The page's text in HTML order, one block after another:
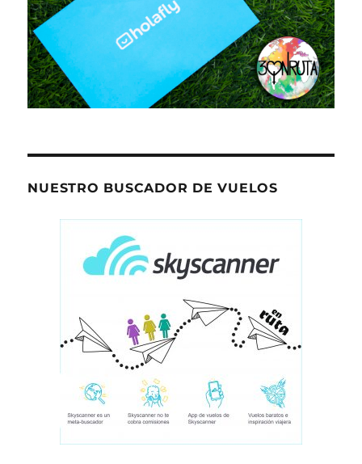
NUESTRO BUSCADOR DE VUELOS